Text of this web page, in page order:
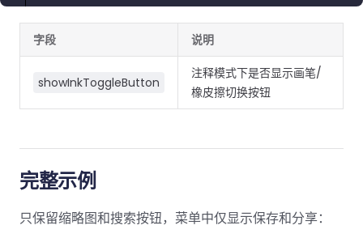
字段 说明
showInkToggleButton
注释模式下是否显示画笔/
橡皮擦切换按钮
完整示例
只保留缩略图和搜索按钮，菜单中仅显示保存和分享：